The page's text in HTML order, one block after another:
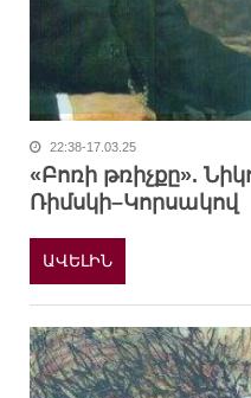
22:38-17.03.25
«Բոռի թռիչքը».
Ռիմսկի–Կորսակով
ԱՎԵԼԻՆ